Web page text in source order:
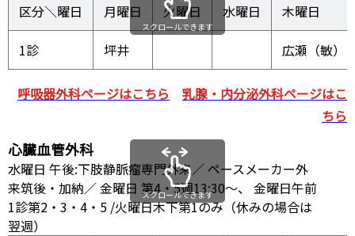
区分＼曜日 月曜日 火曜日 水曜日 木曜日
1診 坪井 広瀬（敏）
スクロールできます
呼吸器外科ページはこちら
乳腺・内分泌外科ページはこ
ちら
心臓血管外科
水曜日 午後:下肢静脈瘤専門外来／ ペースメーカー外
来筑後・加納／ 金曜日 第4・5週13:30～、 金曜日午前
1診第2・3・4・5 /火曜日木下第1のみ（休みの場合は
翌週）
スクロールできます